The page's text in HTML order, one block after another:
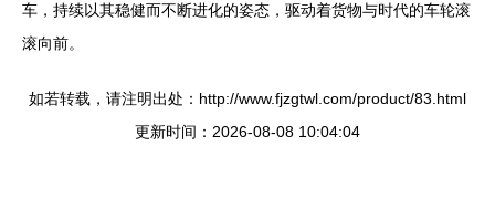
车，持续以其稳健而不断进化的姿态，驱动着货物与时代的车轮滚
滚向前。
如若转载，请注明出处：http://www.fjzgtwl.com/product/83.html
更新时间：2026-08-08 10:04:04